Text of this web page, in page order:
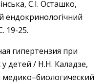
С.І. Осташко,
ендокринологічний
19-25.
гипертензия при
детей / Н.Н. Каладзе,